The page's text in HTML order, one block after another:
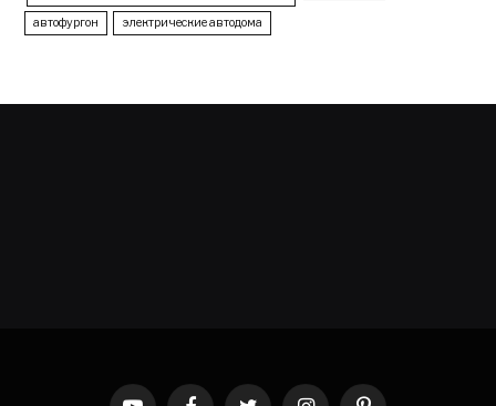
автофургон электрические автодома